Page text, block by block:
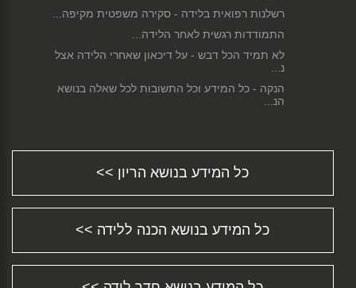
רשלנות רפואית בלידה - סקירה משפטית מקיפה...
התמודדות רגשית לאחר הלידה...
לא תמיד הכל דבש - על דיכאון שאחרי הלידה אצל
נ...
הנקה - כל המידע וכל התשובות לכל שאלה בנושא
הנ...
ש...
התינוק סובל מעצירות? חשוב להבין מדוע ומה
הגיע שלך הזמן לחזור לעבודה?...
התפתחות תינוקות - צעד אחר צעד...
מידע על סיבוכים אפשריים במהלך הלידה...
כל המידע בנושא הריון >>
כל המידע בנושא הכנה ללידה >>